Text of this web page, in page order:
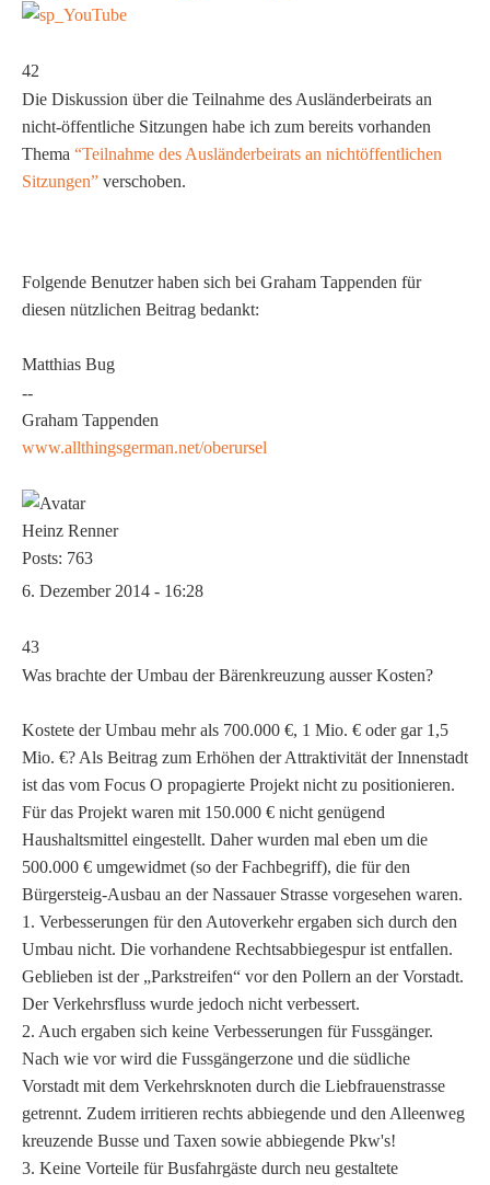
42
Die Diskussion über die Teilnahme des Ausländerbeirats an
nicht-öffentliche Sitzungen habe ich zum bereits vorhanden
Thema “Teilnahme des Ausländerbeirats an nichtöffentlichen
Sitzungen” verschoben.
Folgende Benutzer haben sich bei Graham Tappenden für
diesen nützlichen Beitrag bedankt:
Matthias Bug
--
Graham Tappenden
www.allthingsgerman.net/oberursel
Heinz Renner
Posts: 763
6. Dezember 2014 - 16:28
43
Was brachte der Umbau der Bärenkreuzung ausser Kosten?
Kostete der Umbau mehr als 700.000 €, 1 Mio. € oder gar 1,5
Mio. €? Als Beitrag zum Erhöhen der Attraktivität der Innenstadt
ist das vom Focus O propagierte Projekt nicht zu positionieren.
Für das Projekt waren mit 150.000 € nicht genügend
Haushaltsmittel eingestellt. Daher wurden mal eben um die
500.000 € umgewidmet (so der Fachbegriff), die für den
Bürgersteig-Ausbau an der Nassauer Strasse vorgesehen waren.
1. Verbesserungen für den Autoverkehr ergaben sich durch den
Umbau nicht. Die vorhandene Rechtsabbiegespur ist entfallen.
Geblieben ist der „Parkstreifen“ vor den Pollern an der Vorstadt.
Der Verkehrsfluss wurde jedoch nicht verbessert.
2. Auch ergaben sich keine Verbesserungen für Fussgänger.
Nach wie vor wird die Fussgängerzone und die südliche
Vorstadt mit dem Verkehrsknoten durch die Liebfrauenstrasse
getrennt. Zudem irritieren rechts abbiegende und den Alleenweg
kreuzende Busse und Taxen sowie abbiegende Pkw's!
3. Keine Vorteile für Busfahrgäste durch neu gestaltete